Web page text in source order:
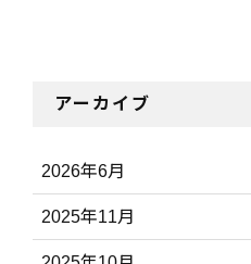
アーカイブ
2026年6月
2025年11月